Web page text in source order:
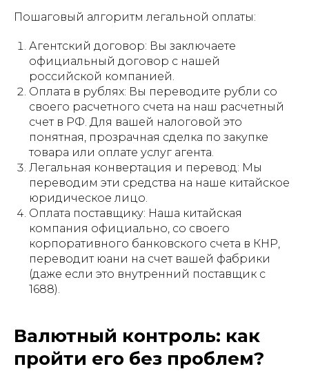
Пошаговый алгоритм легальной оплаты:
Агентский договор: Вы заключаете
официальный договор с нашей
российской компанией.
Оплата в рублях: Вы переводите рубли со
своего расчетного счета на наш расчетный
счет в РФ. Для вашей налоговой это
понятная, прозрачная сделка по закупке
товара или оплате услуг агента.
Легальная конвертация и перевод: Мы
переводим эти средства на наше китайское
юридическое лицо.
Оплата поставщику: Наша китайская
компания официально, со своего
корпоративного банковского счета в КНР,
переводит юани на счет вашей фабрики
(даже если это внутренний поставщик с
1688).
Валютный контроль: как
пройти его без проблем?